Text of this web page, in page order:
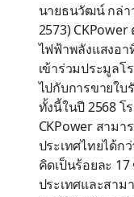
นายธนวัฒน์ กล่า
2573)
ไฟฟ้าพลังแสงอา
เข้าร่วมประมูล
ไปกับการขายใบ
ทั้งนี้ในปี 2568 โ
CKPower สาม
ประเทศไทยได้ก
คิดเป็นร้อยละ
ประเทศและสาม